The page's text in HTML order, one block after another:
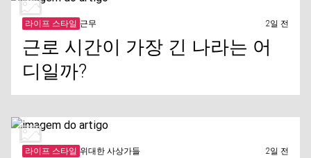
라이프 스타일 근무 2일 전
근로 시간이 가장 긴 나라는 어
디일까?
라이프 스타일 위대한 사상가들 2일 전